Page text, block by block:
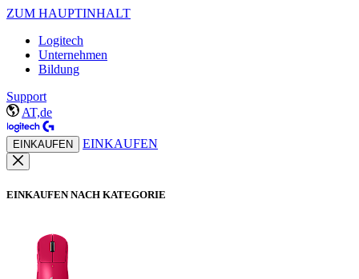
ZUM HAUPTINHALT
Logitech
Unternehmen
Bildung
Support
AT,de
EINKAUFEN EINKAUFEN
EINKAUFEN NACH KATEGORIE